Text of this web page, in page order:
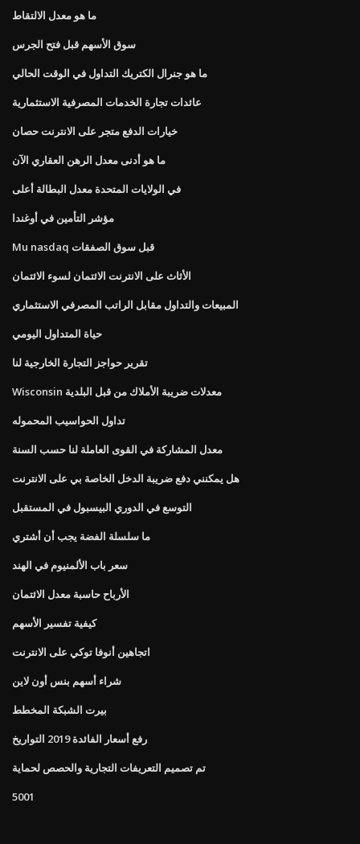
ما هو معدل الالتقاط
سوق الأسهم قبل فتح الجرس
ما هو جنرال الكتريك التداول في الوقت الحالي
عائدات تجارة الخدمات المصرفية الاستثمارية
خيارات الدفع متجر على الانترنت حصان
ما هو أدنى معدل الرهن العقاري الآن
في الولايات المتحدة معدل البطالة أعلى
مؤشر التأمين في أوغندا
Mu nasdaq قبل سوق الصفقات
الأثاث على الانترنت الائتمان لسوء الائتمان
المبيعات والتداول مقابل الراتب المصرفي الاستثماري
حياة المتداول اليومي
تقرير حواجز التجارة الخارجية لنا
Wisconsin معدلات ضريبة الأملاك من قبل البلدية
تداول الحواسيب المحموله
معدل المشاركة في القوى العاملة لنا حسب السنة
هل يمكنني دفع ضريبة الدخل الخاصة بي على الانترنت
التوسع في الدوري البيسبول في المستقبل
ما سلسلة الفضة يجب أن أشتري
سعر باب الألمنيوم في الهند
الأرباح حاسبة معدل الائتمان
كيفية تفسير الأسهم
اتجاهين أنوفا توكي على الانترنت
شراء أسهم بنس أون لاين
بيرت الشبكة المخطط
رفع أسعار الفائدة 2019 التواريخ
تم تصميم التعريفات التجارية والحصص لحماية
5001